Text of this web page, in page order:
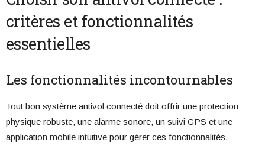
critères et fonctionnalités
essentielles
Les fonctionnalités incontournables
Tout bon système antivol connecté doit offrir une protection
physique robuste, une alarme sonore, un suivi GPS et une
application mobile intuitive pour gérer ces fonctionnalités.